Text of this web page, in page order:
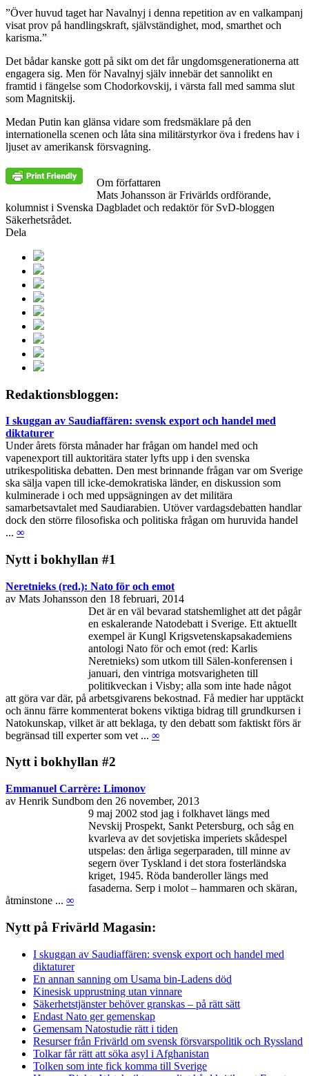
”Över huvud taget har Navalnyj i denna repetition av en valkampanj
visat prov på handlingskraft, självständighet, mod, smarthet och
karisma.”
Det bådar kanske gott på sikt om det får ungdomsgenerationerna att
engagera sig. Men för Navalnyj själv innebär det sannolikt en
framtid i fängelse som Chodorkovskij, i värsta fall med samma slut
som Magnitskij.
Medan Putin kan glänsa vidare som fredsmäklare på den
internationella scenen och låta sina militärstyrkor öva i fredens hav i
ljuset av amerikansk försvagning.
Om författaren
Mats Johansson är Frivärlds ordförande,
kolumnist i Svenska Dagbladet och redaktör för SvD-bloggen
Säkerhetsrådet.
Dela
Redaktionsbloggen:
I skuggan av Saudiaffären: svensk export och handel med
diktaturer
Under årets första månader har frågan om handel med och
vapenexport till auktoritära stater lyfts upp i den svenska
utrikespolitiska debatten. Den mest brinnande frågan var om Sverige
ska sälja vapen till icke-demokratiska länder, en diskussion som
kulminerade i och med uppsägningen av det militära
samarbetsavtalet med Saudiarabien. Utöver vardagsdebatten handlar
dock den större filosofiska och politiska frågan om huruvida handel
... ∞
Nytt i bokhyllan #1
Neretnieks (red.): Nato för och emot
av Mats Johansson den 18 februari, 2014
Det är en väl bevarad statshemlighet att det pågår
en eskalerande Natodebatt i Sverige. Ett aktuellt
exempel är Kungl Krigsvetenskapsakademiens
antologi Nato för och emot (red: Karlis
Neretnieks) som utkom till Sälen-konferensen i
januari, den vintriga motsvarigheten till
politikveckan i Visby; alla som inte hade något
att göra var där, på arbetsgivarens bekostnad. Få medier har upptäckt
och ännu färre kommenterat bokens viktiga bidrag till grundkursen i
Natokunskap, vilket är att beklaga, ty den debatt som faktiskt förs är
begränsad till experter som vet ... ∞
Nytt i bokhyllan #2
Emmanuel Carrère: Limonov
av Henrik Sundbom den 26 november, 2013
9 maj 2002 stod jag i folkhavet längs med
Nevskij Prospekt, Sankt Petersburg, och såg en
kvarleva av det sovjetiska imperiets skådespel
utspelas: den årliga segerparaden, till minne av
segern över Tyskland i det stora fosterländska
kriget, 1945. Röda banderoller längs med
fasaderna. Serp i molot – hammaren och skäran,
åtminstone ... ∞
Nytt på Frivärld Magasin:
I skuggan av Saudiaffären: svensk export och handel med
diktaturer
En annan sanning om Usama bin-Ladens död
Kinesisk upprustning utan vinnare
Säkerhetstjänster behöver granskas – på rätt sätt
Endast Nato ger gemenskap
Gemensam Natostudie rätt i tiden
Resurser från Frivärld om svensk försvarspolitik och Ryssland
Tolkar får rätt att söka asyl i Afghanistan
Tolken som inte fick komma till Sverige